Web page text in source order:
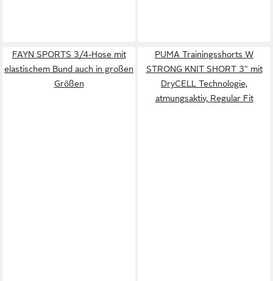
FAYN SPORTS 3/4-Hose mit
elastischem Bund auch in großen
Größen
PUMA Trainingsshorts W
STRONG KNIT SHORT 3" mit
DryCELL Technologie,
atmungsaktiv, Regular Fit